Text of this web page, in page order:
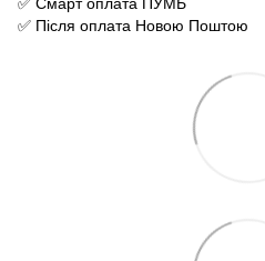
✅ Смарт оплата ПУМБ
✅ Після оплата Новою Поштою